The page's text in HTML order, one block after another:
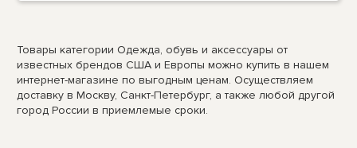
Товары категории Одежда, обувь и аксессуары от
известных брендов США и Европы можно купить в нашем
интернет-магазине по выгодным ценам. Осуществляем
доставку в Москву, Санкт-Петербург, а также любой другой
город России в приемлемые сроки.